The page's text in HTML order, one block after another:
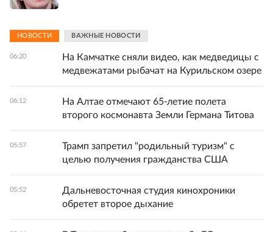
НОВОСТИ ВАЖНЫЕ НОВОСТИ
06:20
На Камчатке сняли видео, как медведицы с
медвежатами рыбачат на Курильском озере
06:12
На Алтае отмечают 65-летие полета
второго космонавта Земли Германа Титова
05:57
Трамп запретил "родильный туризм" с
целью получения гражданства США
05:52
Дальневосточная студия кинохроники
обретет второе дыхание